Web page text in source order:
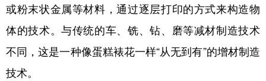
或粉末状金属等材料，通过逐层打印的方式来构造物
体的技术。与传统的车、铣、钻、磨等减材制造技术
不同，这是一种像蛋糕裱花一样“从无到有”的增材制造
技术。